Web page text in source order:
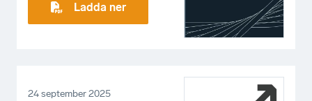
Ladda ner
24 september 2025